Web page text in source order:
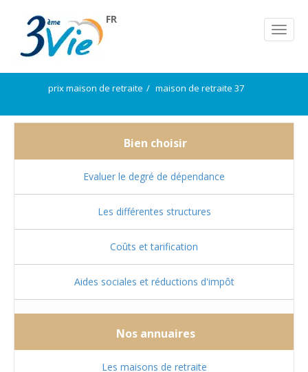
FR
prix maison de retraite maison de retraite 37
Bien choisir
Evaluer le degré de dépendance
Les différentes structures
Coûts et tarification
Aides sociales et réductions d'impôt
Nos annuaires
Les maisons de retraite